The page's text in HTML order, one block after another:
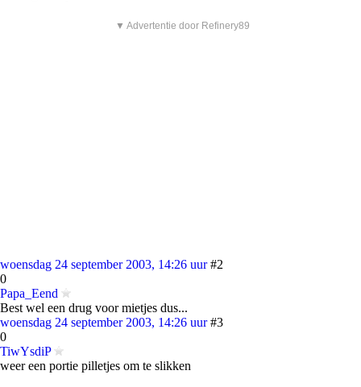
▼ Advertentie door Refinery89
woensdag 24 september 2003, 14:26 uur #2
0
Papa_Eend
Best wel een drug voor mietjes dus...
woensdag 24 september 2003, 14:26 uur #3
0
TiwYsdiP
weer een portie pilletjes om te slikken